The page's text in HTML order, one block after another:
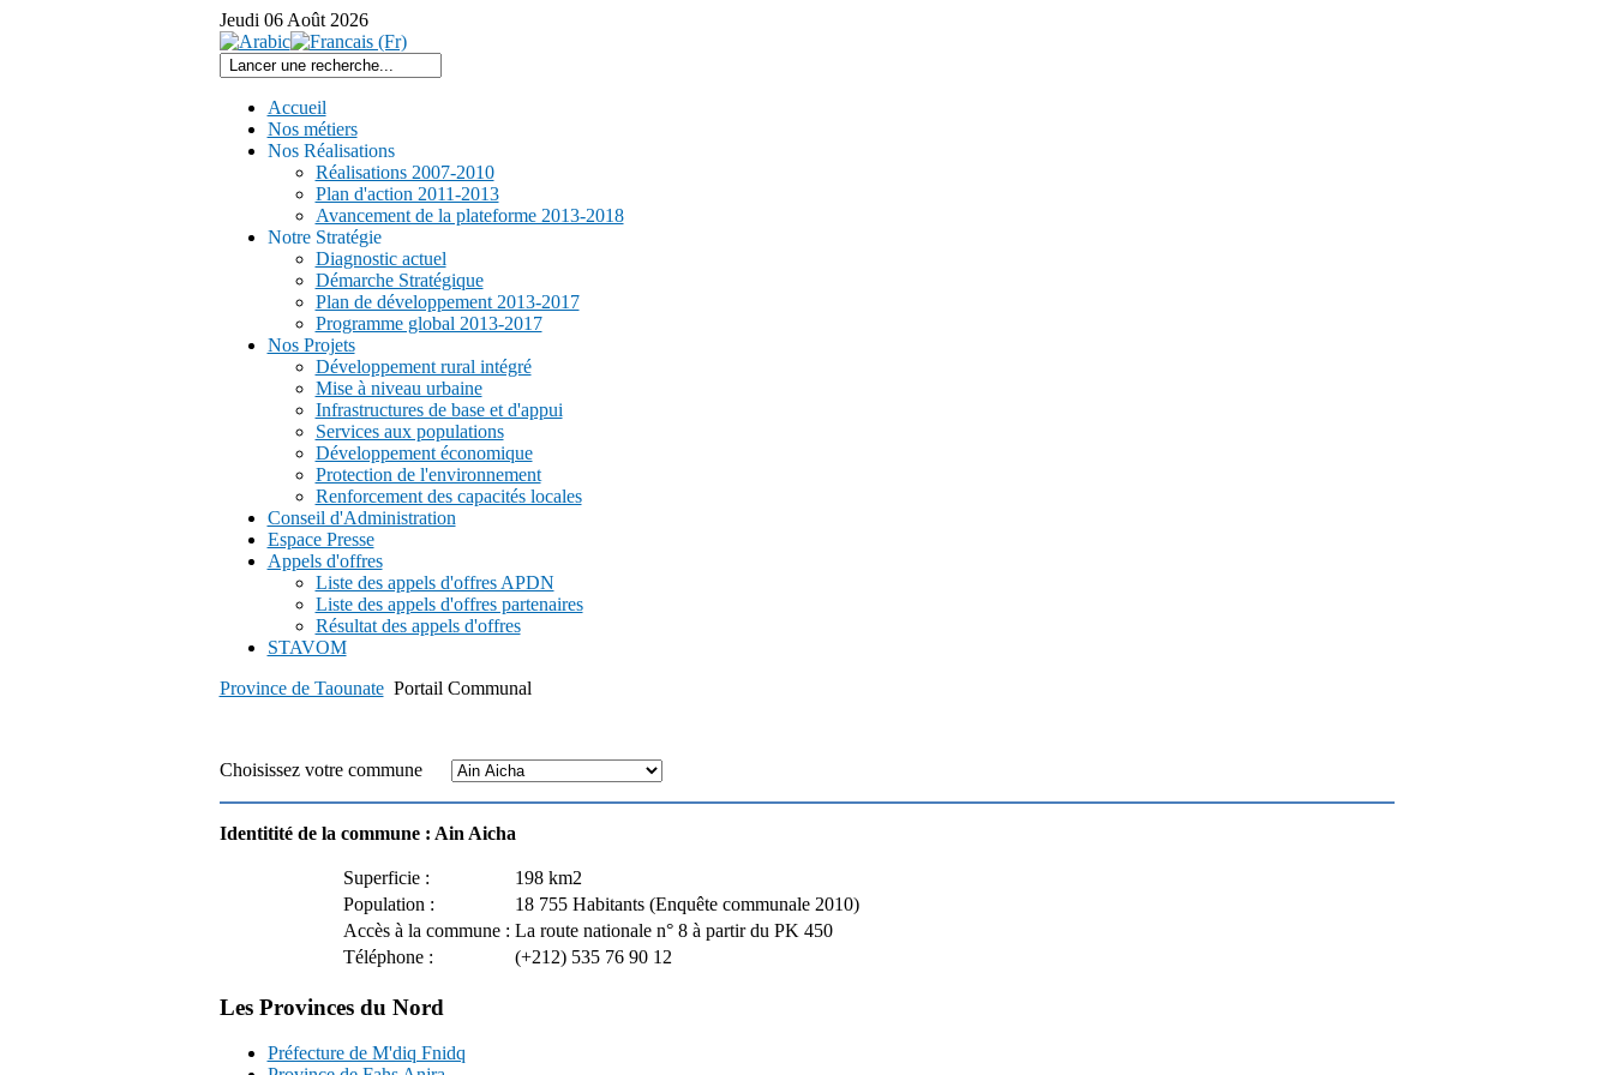
Jeudi 06 Août 2026
Accueil
Nos métiers
Nos Réalisations
Réalisations 2007-2010
Plan d'action 2011-2013
Avancement de la plateforme 2013-2018
Notre Stratégie
Diagnostic actuel
Démarche Stratégique
Plan de développement 2013-2017
Programme global 2013-2017
Nos Projets
Développement rural intégré
Mise à niveau urbaine
Infrastructures de base et d'appui
Services aux populations
Développement économique
Protection de l'environnement
Renforcement des capacités locales
Conseil d'Administration
Espace Presse
Appels d'offres
Liste des appels d'offres APDN
Liste des appels d'offres partenaires
Résultat des appels d'offres
STAVOM
Province de Taounate Portail Communal
Choisissez votre commune
Identitité de la commune : Ain Aicha
Superficie :
198 km2
Population :
18 755 Habitants (Enquête communale 2010)
Accès à la commune : La route nationale n° 8 à partir du PK 450
Téléphone :
(+212) 535 76 90 12
Les Provinces du Nord
Préfecture de M'diq Fnidq